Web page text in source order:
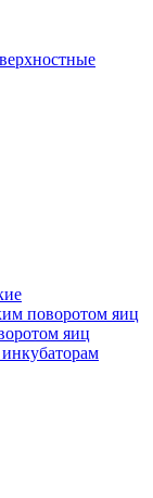
поворотом яиц
яиц